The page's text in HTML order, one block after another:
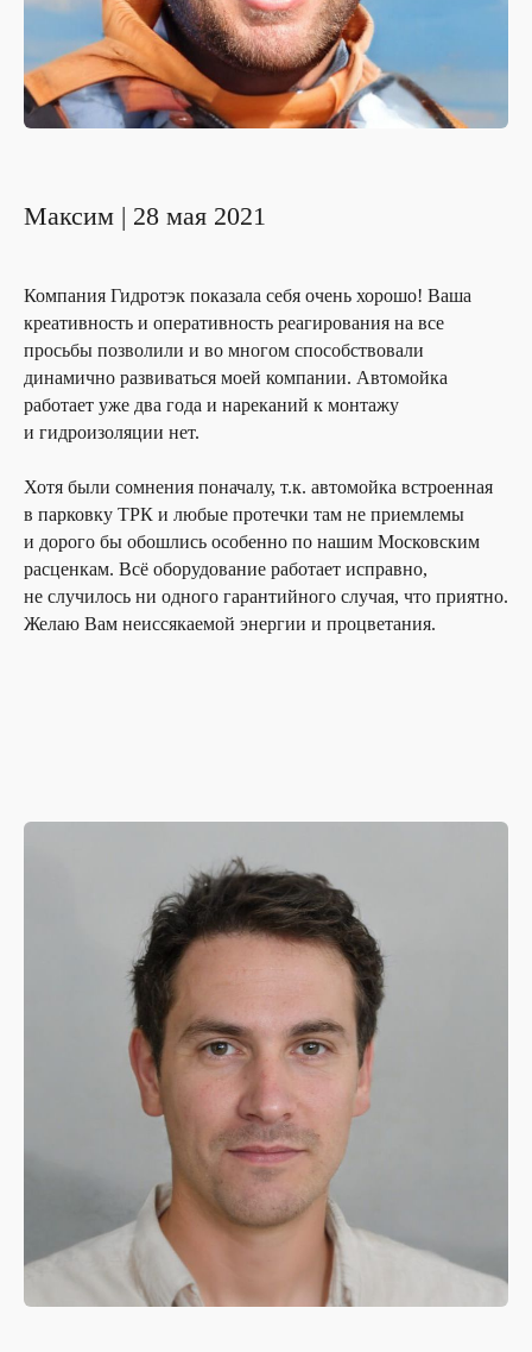
Максим | 28 мая 2021
Компания Гидротэк показала себя очень хорошо! Ваша
креативность и оперативность реагирования на все
просьбы позволили и во многом способствовали
динамично развиваться моей компании. Автомойка
работает уже два года и нареканий к монтажу
и гидроизоляции нет.
Хотя были сомнения поначалу, т.к. автомойка встроенная
в парковку ТРК и любые протечки там не приемлемы
и дорого бы обошлись особенно по нашим Московским
расценкам. Всё оборудование работает исправно,
не случилось ни одного гарантийного случая, что приятно.
Желаю Вам неиссякаемой энергии и процветания.